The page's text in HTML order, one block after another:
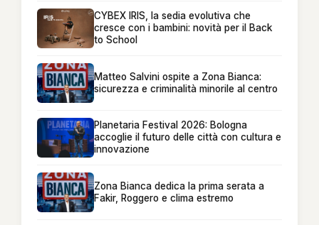
CYBEX IRIS, la sedia evolutiva che
cresce con i bambini: novità per il Back
to School
Matteo Salvini ospite a Zona Bianca:
sicurezza e criminalità minorile al centro
Planetaria Festival 2026: Bologna
accoglie il futuro delle città con cultura e
innovazione
Zona Bianca dedica la prima serata a
Fakir, Roggero e clima estremo